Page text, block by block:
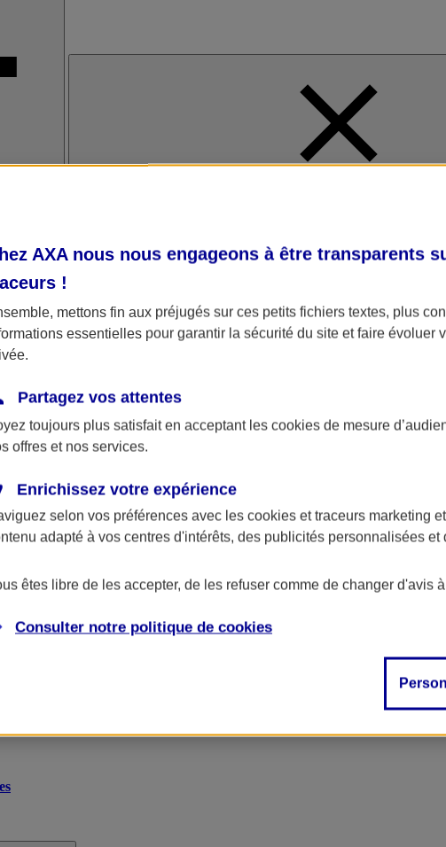
AXA nous nous engageons à être transparents
!
mettons fin aux préjugés sur ces petits fichiers textes, plus
essentielles pour garantir la sécurité du site et faire évoluer
Partagez vos attentes
toujours plus satisfait en acceptant les cookies de mesure
offres et nos services.
Enrichissez votre expérience
selon vos préférences avec les cookies et traceurs marketing
adapté à vos centres d'intérêts, des publicités personnalisées
êtes libre de les accepter, de les refuser comme de changer d'avis
Consulter notre politique de cookies